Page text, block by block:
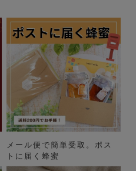
メール便で簡単受取。ポス
トに届く蜂蜜